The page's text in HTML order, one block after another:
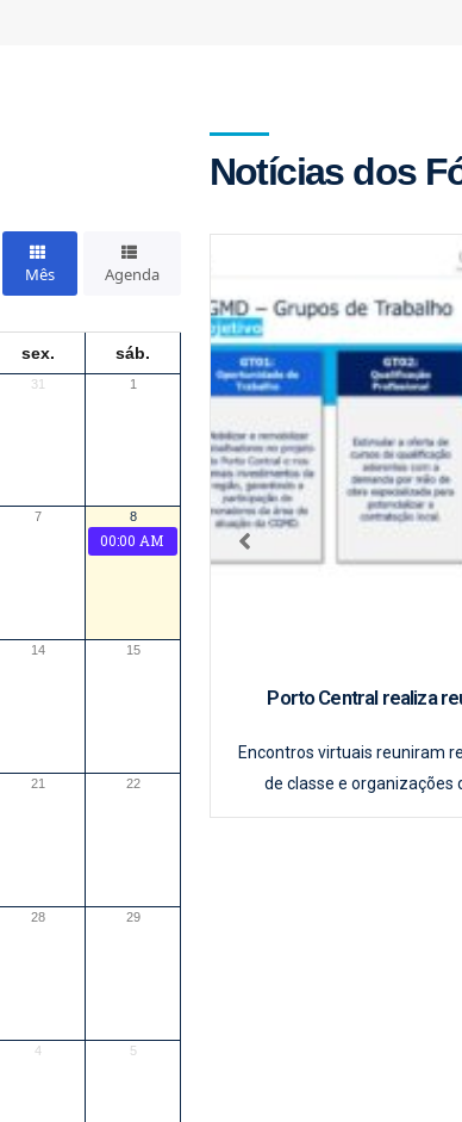
Mês Agenda
sex. sáb.
31 1
7 8
00:00 AM
14 15
21 22
28 29
4 5
Notícias dos
Porto Central realiza
Encontros virtuais reuniram
de classe e organizações